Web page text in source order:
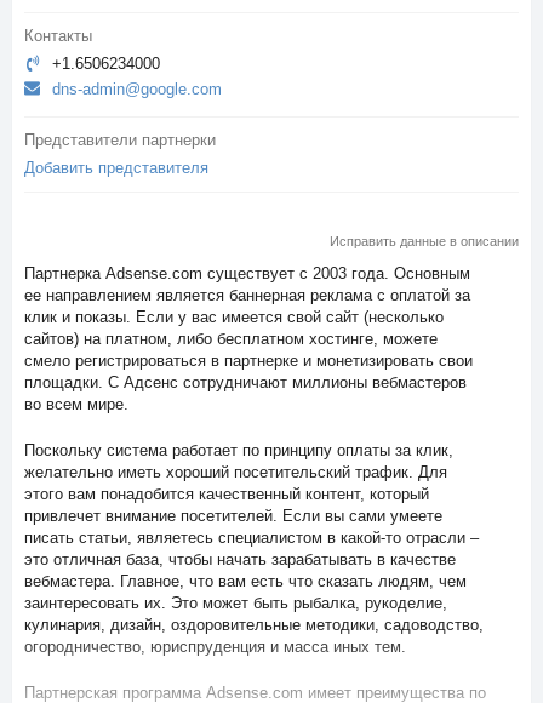
Контакты
+1.6506234000
dns-admin@google.com
Представители партнерки
Добавить представителя
Исправить данные в описании
Партнерка Adsense.com существует с 2003 года. Основным
ее направлением является баннерная реклама с оплатой за
клик и показы. Если у вас имеется свой сайт (несколько
сайтов) на платном, либо бесплатном хостинге, можете
смело регистрироваться в партнерке и монетизировать свои
площадки. С Адсенс сотрудничают миллионы вебмастеров
во всем мире.
Поскольку система работает по принципу оплаты за клик,
желательно иметь хороший посетительский трафик. Для
этого вам понадобится качественный контент, который
привлечет внимание посетителей. Если вы сами умеете
писать статьи, являетесь специалистом в какой-то отрасли –
это отличная база, чтобы начать зарабатывать в качестве
вебмастера. Главное, что вам есть что сказать людям, чем
заинтересовать их. Это может быть рыбалка, рукоделие,
кулинария, дизайн, оздоровительные методики, садоводство,
огородничество, юриспруденция и масса иных тем.
Партнерская программа Adsense.com имеет преимущества по